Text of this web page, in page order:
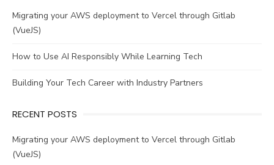
Migrating your AWS deployment to Vercel through Gitlab
(VueJS)
How to Use AI Responsibly While Learning Tech
Building Your Tech Career with Industry Partners
RECENT POSTS
Migrating your AWS deployment to Vercel through Gitlab
(VueJS)